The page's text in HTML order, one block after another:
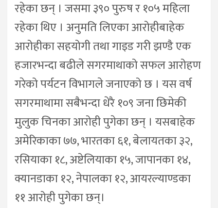
रहेका छन् । जसमा ३९० पुरुष र १०५ महिला
रहेका थिए । अनुमति लिएका आरोहीबाहेक
आरोहीका सहयोगी तथा गाइड गरी झण्डै एक
हजारभन्दा बढीले सगरमाथाको सफल आरोहण
गरेको पर्यटन विभागले जनाएको छ । यस वर्ष
सगरमाथामा सबैभन्दा धेरै १०९ जना छिमेकी
मुलुक चिनका आरोही पुगेका छन् । यसबाहेक
अमेरिकाका ७७, भारतका ६१, बेलायतका ३२,
रसियाका १८, अष्टेलियाका १५, जापानका १४,
क्यानडाका १२, नेपालका १२, आयरल्याण्डका
११ आरोही पुगेका छन्।